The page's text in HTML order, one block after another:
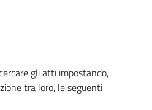
gli atti impostando,
tra loro, le seguenti